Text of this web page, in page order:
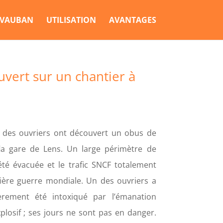
UTILISATION AVANTAGES
sur un chantier à
ouvriers ont découvert un obus de
gare de Lens. Un large périmètre de
évacuée et le trafic SNCF totalement
guerre mondiale. Un des ouvriers a
été intoxiqué par l’émanation
; ses jours ne sont pas en danger.